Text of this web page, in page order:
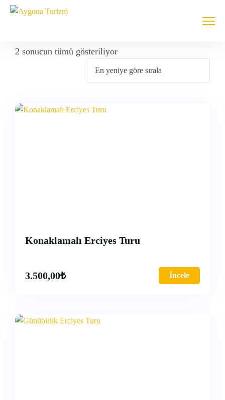
2 sonucun tümü gösteriliyor
Konaklamalı Erciyes Turu
3.500,00₺ İncele